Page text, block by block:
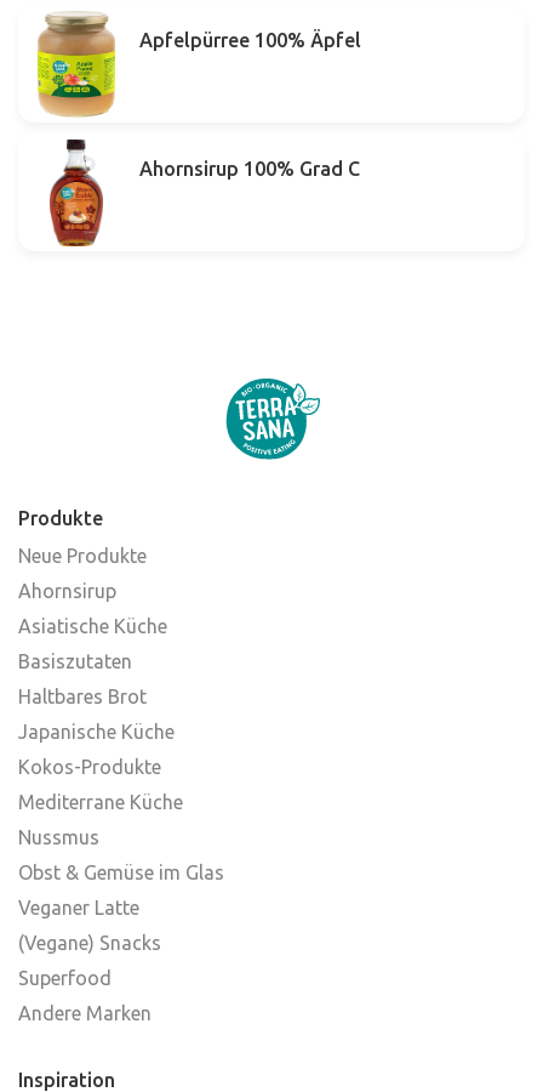
Apfelpürree 100% Äpfel
Ahornsirup 100% Grad C
Produkte
Neue Produkte
Ahornsirup
Asiatische Küche
Basiszutaten
Haltbares Brot
Japanische Küche
Kokos-Produkte
Mediterrane Küche
Nussmus
Obst & Gemüse im Glas
Veganer Latte
(Vegane) Snacks
Superfood
Andere Marken
Inspiration